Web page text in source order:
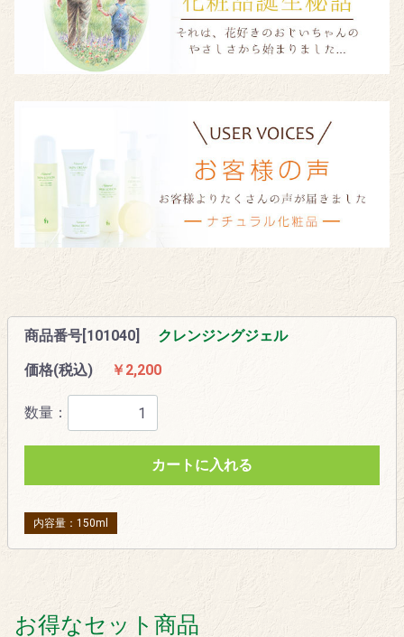
商品番号[101040]
クレンジングジェル
価格(税込)
￥2,200
数量：
カートに入れる
内容量：150ml
お得なセット商品